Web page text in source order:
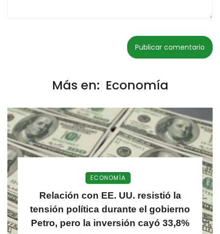
Más en: Economía
ECONOMÍA
Relación con EE. UU. resistió la
tensión política durante el gobierno
Petro, pero la inversión cayó 33,8%